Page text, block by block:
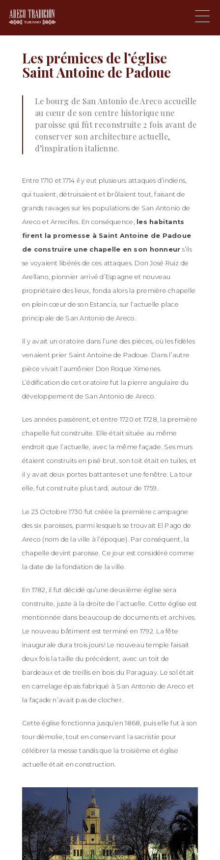
Les prémices de l’église
Saint Antoine de Padoue
Le bourg de San Antonio de Areco accueille
au cœur de son centre historique une
paroisse qui fût reconstruite 2 fois avant de
conserver son architecture actuelle,
d’inspiration italienne.
Entre 1710 et 1714 il y eut plusieurs attaques d’indiens,
qui tuaient, détruisaient et brûlaient tout, faisant de
grands ravages sur les populations de San Antonio de
Areco et Arrecifes. En conséquence, les habitants
firent la promesse à Saint Antoine de Padoue
de construire une chapelle en son honneur s’ils
se voyaient libérés de ces attaques. Don José Ruiz de
Arellano, pionnier arrivé d’Espagne et nouveau
propriétaire des lieux, fonda alors la première chapelle
en plein cœur de son Estancia, sur l’actuelle place
principale de San Antonio de Areco.
Il y avait un oratoire dans l’une des pièces, où les fidèles
venaient prier Saint Antoine de Padoue. Dans l’autre
pièce vivait l’aumônier Don Roque Ximenes.
L’édification de cet oratoire fut la pierre angulaire du
développement de San Antonio de Areco.
Les années passèrent, et entre 1720 et 1728, la première
chapelle fut construite. Elle était située au même
endroit que l’actuelle, avec la même façade. Ses murs
étaient construits en pisé brut, son toit était en tuiles, et
il y avait deux portes battantes et une fenêtre. La tour
elle, fut construite plus tard, autour de 1759.
Le 23 Octobre 1730 fut créée la première campagne
des six paroisses, parmi lesquels se trouvait El Pago de
Areco (nom de la ville à l’époque). Par conséquent, la
chapelle devint paroisse. Ce jour est considéré comme
la date de la fondation de la ville.
En 1782, il fut décidé qu’une deuxième église sera
construite, juste à la droite de l’actuelle. Cette église est
mentionnée dans beaucoup de documents et archives.
Le nouveau bâtiment est terminé en 1792. La fête
inaugurale dura trois jours! Le nouveau temple faisait
deux fois la taille du précédent, avec un toit de
bardeaux et de treillis en bois du Paraguay. Le sol était
en carrelage épais fabriqué à San Antonio de Areco et
la façade n’avait pas de clocher.
Cette église fonctionna jusqu’en 1868, puis elle fut à son
tour démolie, tout en conservant la sacristie pour
célébrer la messe tandis que la troisième et église
actuelle était en construction.
areco_tradicion by